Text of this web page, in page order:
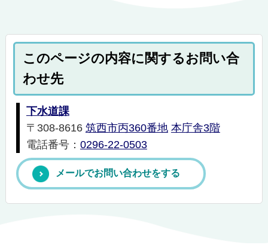
このページの内容に関するお問い合
わせ先
下水道課
〒308-8616 筑西市丙360番地 本庁舎3階
電話番号： 0296-22-0503
メールでお問い合わせをする